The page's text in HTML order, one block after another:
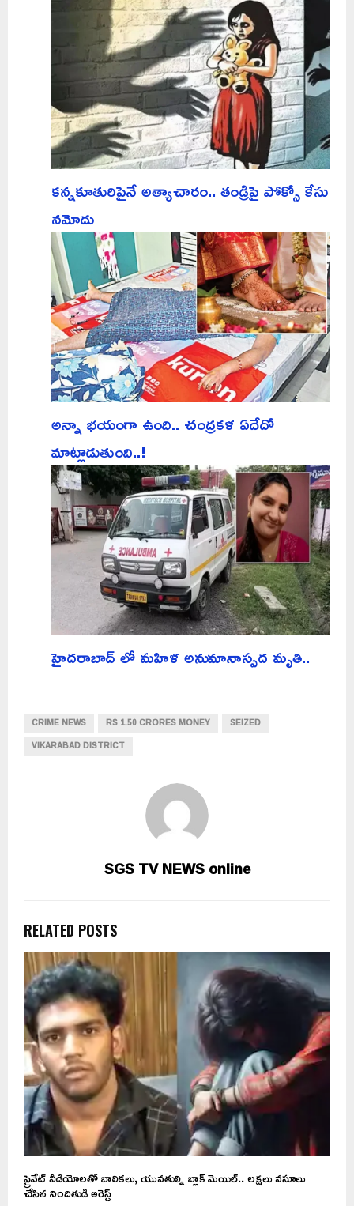
కన్నకూతురిపైనే అత్యాచారం.. తండ్రిపై పోక్సో కేసు
నమోదు
అన్నా భయంగా ఉంది.. చంద్రకళ ఏదేదో
మాట్లాడుతుంది..!
హైదరాబాద్ లో మహిళ అనుమానాస్పద మృతి..
CRIME NEWS RS 1.50 CRORES MONEY
SEIZED
VIKARABAD DISTRICT
SGS TV NEWS online
RELATED POSTS
ప్రైవేట్ వీడియోలతో బాలికలు, యువతుల్ని బ్లాక్ మెయిల్.. లక్షలు వసూలు
చేసిన నిందితుడి అరెస్ట్